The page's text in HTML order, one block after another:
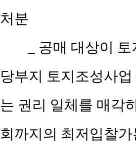
처분
_ 공매 대상이
당부지 토지조성사
는 권리 일체를 매각
회까지의 최저입찰가